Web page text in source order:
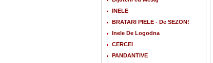
INELE
BRATARI PIELE - De SEZON!
Inele De Logodna
CERCEI
PANDANTIVE